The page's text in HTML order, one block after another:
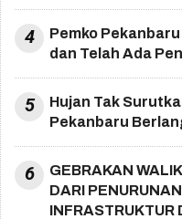
4
Pemko
dan Telah Ada
5
Hujan Tak
Pekanbaru
6
GEBRAKAN
DARI
INFRASTRUKTUR